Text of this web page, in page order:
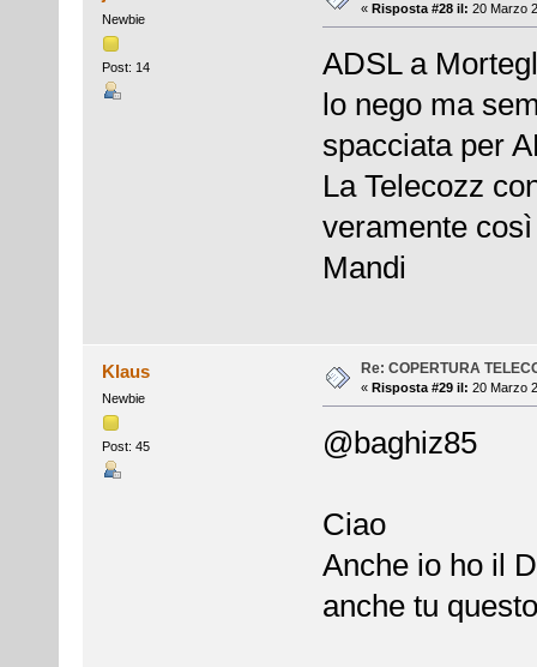
Newbie
Post: 14
« Risposta #28 il: 20 Marzo
ADSL a
lo nego ma
spacciata per
La Telecozz
veramente
Mandi
Klaus
Newbie
Post: 45
Re: COPERTURA
« Risposta #29 il: 20 Marzo
@baghiz85
Ciao
Anche io ho il
anche tu